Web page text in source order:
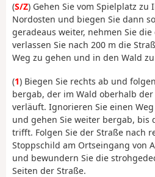
(S/Z) Gehen Sie vom Spielplatz
Nordosten und biegen Sie dann
geradeaus weiter, nehmen Sie
verlassen Sie nach 200 m die
Weg zu gehen und in den Wald
(1) Biegen Sie rechts ab und
bergab, der im Wald oberhalb
verläuft. Ignorieren Sie einen
und gehen Sie weiter bergab, bis
trifft. Folgen Sie der Straße nach
Stoppschild am Ortseingang von
und bewundern Sie die
Seiten der Straße.